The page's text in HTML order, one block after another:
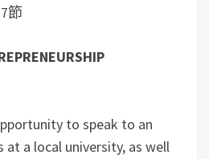
節
to speak to an
at a local university, as well